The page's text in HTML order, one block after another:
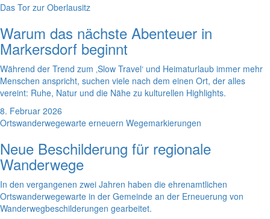
Das Tor zur Oberlausitz
Warum das nächste Abenteuer in
Markersdorf beginnt
Während der Trend zum ‚Slow Travel‘ und Heimaturlaub immer mehr
Menschen anspricht, suchen viele nach dem einen Ort, der alles
vereint: Ruhe, Natur und die Nähe zu kulturellen Highlights.
8. Februar 2026
Ortswanderwegewarte erneuern Wegemarkierungen
Neue Beschilderung für regionale
Wanderwege
In den vergangenen zwei Jahren haben die ehrenamtlichen
Ortswanderwegewarte in der Gemeinde an der Erneuerung von
Wanderwegbeschilderungen gearbeitet.